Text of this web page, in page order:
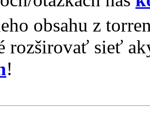
obsahu z
rozširovať sieť
!